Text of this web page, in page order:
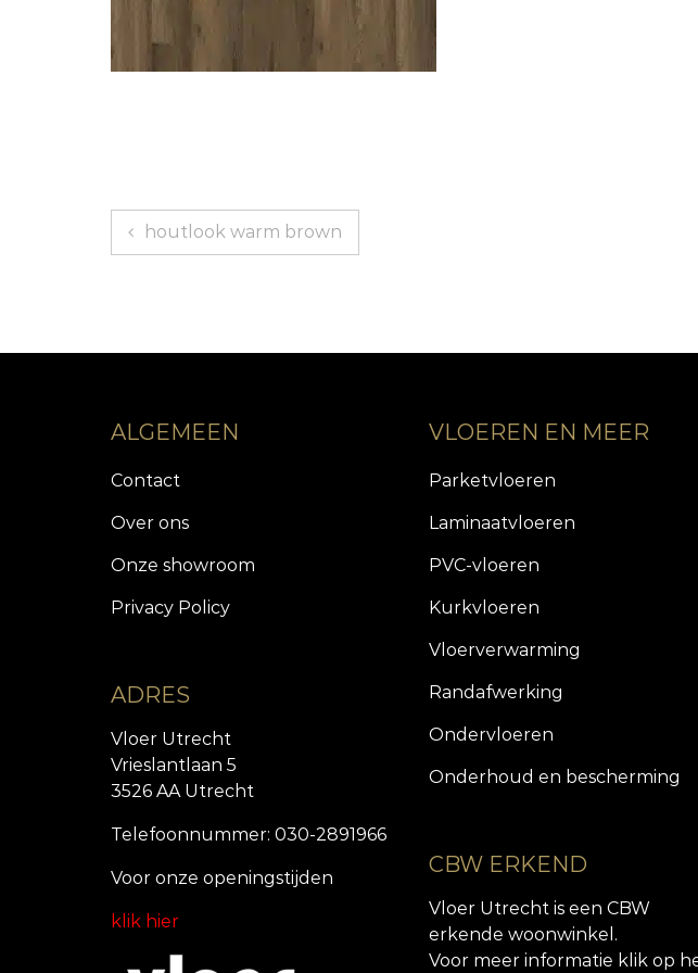
Bericht
navigatie
houtlook warm brown
ALGEMEEN
Contact
Over ons
Onze showroom
Privacy Policy
ADRES
Vloer Utrecht
Vrieslantlaan 5
3526 AA Utrecht
Telefoonnummer: 030-2891966
Voor onze openingstijden
klik hier
VLOEREN EN MEER
Parketvloeren
Laminaatvloeren
PVC-vloeren
Kurkvloeren
Vloerverwarming
Randafwerking
Ondervloeren
Onderhoud en bescherming
CBW ERKEND
Vloer Utrecht is een CBW
erkende woonwinkel.
Voor meer informatie klik op